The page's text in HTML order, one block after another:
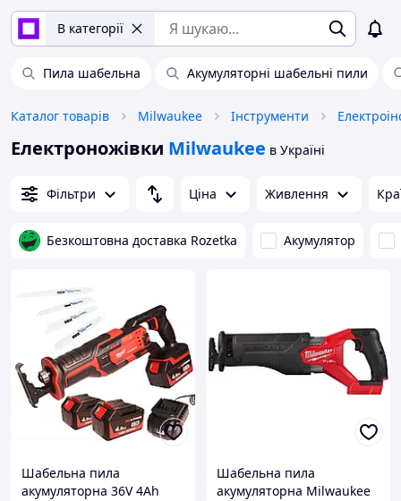
В категорії
Пила шабельна Акумуляторні шабельні пили
Каталог товарів Milwaukee Інструменти
Електроножівки Milwaukee в Україні
Фільтри Ціна Живлення
Безкоштовна доставка Rozetka Акумулятор
Шабельна пила
акумуляторна 36V 4Ah
Шабельна пила
акумуляторна Milwaukee